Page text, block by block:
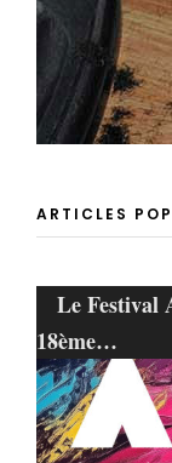
ARTICLES
Le Festival
18ème…